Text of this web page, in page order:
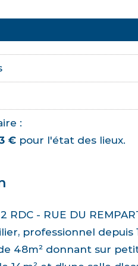
:
€ pour l'état des lieux.
RDC - RUE DU
professionnel
48m² donnant sur